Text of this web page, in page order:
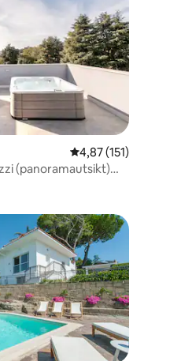
37 omdömen
4,87 av 5 i
4,87 (151)
(panoramautsikt)